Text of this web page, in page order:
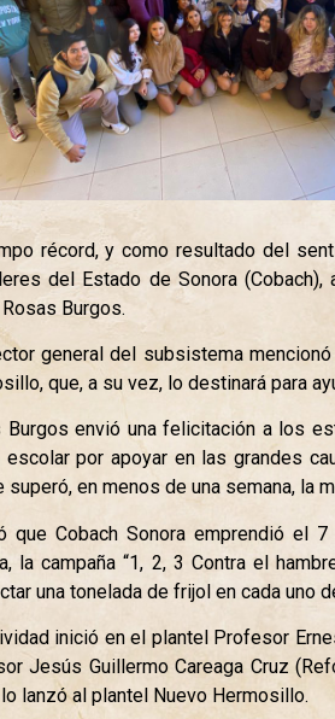
récord, y como resultado del
del Estado de Sonora
Burgos.
general del subsistema
que, a su vez, lo destinará para
Burgos envió una felicitación a los
escolar por apoyar en las grandes
superó, en menos de una semana, la
que Cobach Sonora emprendió el
la campaña “1, 2, 3 Contra el
una tonelada de frijol en cada uno
inició en el plantel Profesor
Jesús Guillermo Careaga Cruz
lo lanzó al plantel Nuevo Hermosillo.